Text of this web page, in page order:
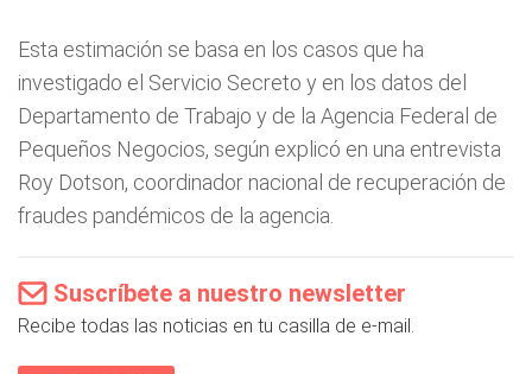
Esta estimación se basa en los casos que ha
investigado el Servicio Secreto y en los datos del
Departamento de Trabajo y de la Agencia Federal de
Pequeños Negocios, según explicó en una entrevista
Roy Dotson, coordinador nacional de recuperación de
fraudes pandémicos de la agencia.
Suscríbete a nuestro newsletter
Recibe todas las noticias en tu casilla de e-mail.